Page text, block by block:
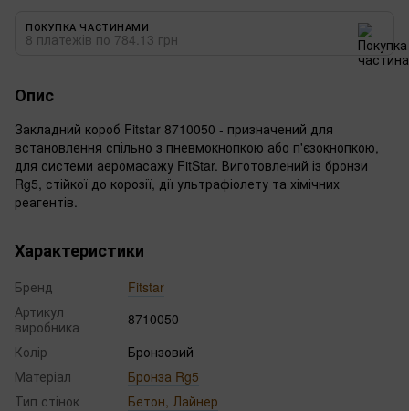
ПОКУПКА ЧАСТИНАМИ
8 платежів по 784.13 грн
Опис
Закладний короб Fitstar 8710050 - призначений для
встановлення спільно з пневмокнопкою або п'єзокнопкою,
для системи аеромасажу FitStar. Виготовлений із бронзи
Rg5, стійкої до корозії, дії ультрафіолету та хімічних
реагентів.
Характеристики
Бренд
Fitstar
Артикул
виробника
8710050
Колір
Бронзовий
Матеріал
Бронза Rg5
Тип стінок
Бетон, Лайнер